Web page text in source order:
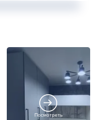
Посмотреть